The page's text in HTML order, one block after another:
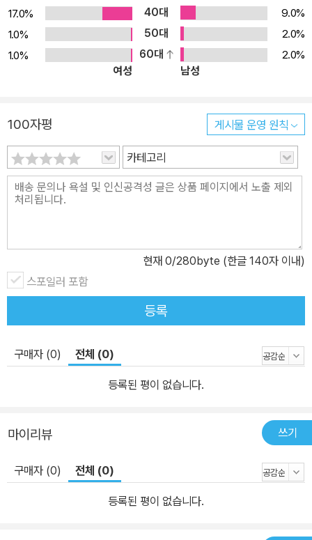
17.0%
40대
9.0%
1.0%
50대
2.0%
1.0%
60대
2.0%
여성
남성
100자평 게시물 운영 원칙
카테고리
현재 0/280byte (한글 140자 이내)
스포일러 포함
등록
구매자 (0) 전체 (0)
등록된 평이 없습니다.
마이리뷰 쓰기
구매자 (0) 전체 (0)
등록된 평이 없습니다.